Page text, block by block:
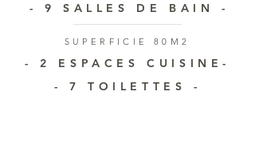
- 9 SALLES DE BAIN -
SUPERFICIE 80M2
- 2 ESPACES CUISINE-
- 7 TOILETTES -